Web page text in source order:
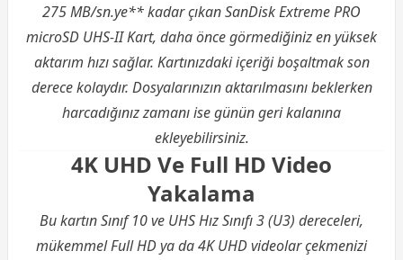
275 MB/sn.ye** kadar çıkan SanDisk Extreme PRO
microSD UHS-II Kart, daha önce görmediğiniz en yüksek
aktarım hızı sağlar. Kartınızdaki içeriği boşaltmak son
derece kolaydır. Dosyalarınızın aktarılmasını beklerken
harcadığınız zamanı ise günün geri kalanına
ekleyebilirsiniz.
4K UHD Ve Full HD Video
Yakalama
Bu kartın Sınıf 10 ve UHS Hız Sınıfı 3 (U3) dereceleri,
mükemmel Full HD ya da 4K UHD videolar çekmenizi